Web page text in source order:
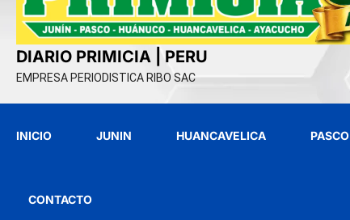
DIARIO PRIMICIA | PERU
EMPRESA PERIODISTICA RIBO SAC
INICIO JUNIN HUANCAVELICA PASCO
CONTACTO